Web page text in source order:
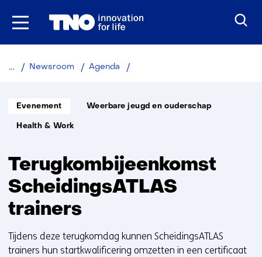
Ga
Newsroom Agenda
16
Informatietype:
Evenement
Thema:
Weerbare jeugd en ouderschap
Unit:
Health & Work
Terugkombijeenkomst
ScheidingsATLAS
trainers
Tijdens deze terugkomdag kunnen ScheidingsATLAS
trainers hun startkwalificering omzetten in een certificaat